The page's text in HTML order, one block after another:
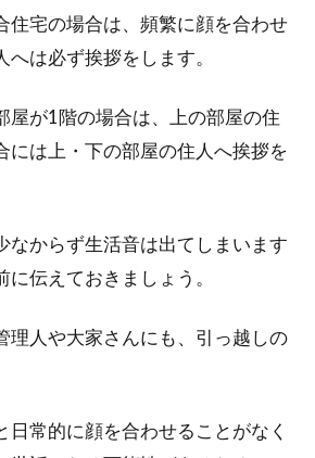
住宅の場合は、頻繁に顔を合わせ
は必ず挨拶をします。
屋が1階の場合は、上の部屋の住
には上・下の部屋の住人へ挨拶を
なからず生活音は出てしまいます
伝えておきましょう。
理人や大家さんにも、引っ越しの
日常的に顔を合わせることがなく